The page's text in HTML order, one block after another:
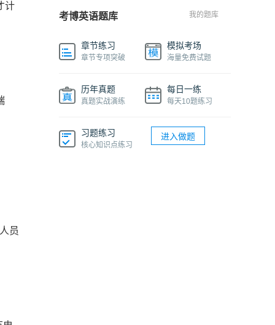
计
员
考博英语题库 我的题库
章节练习
章节专项突破
模拟考场
海量免费试题
历年真题
真题实战演练
每日一练
每天10题练习
习题练习
核心知识点练习
进入做题